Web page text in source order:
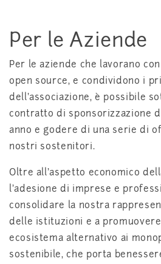
Per le Aziende
Per le aziende che lavorano
open source, e condividono i
dell'associazione, è possibile
contratto di sponsorizzazione
anno e godere di una serie di
nostri sostenitori.
Oltre all'aspetto economico
l'adesione di imprese e
consolidare la nostra
delle istituzioni e a
ecosistema alternativo ai
sostenibile, che porta